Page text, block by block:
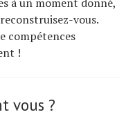
vous.
compétences
!
vous ?